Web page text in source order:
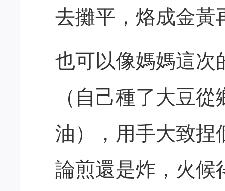
去攤平，烙成金黃
也可以像媽媽這次
（自己種了大豆
油），用手大致捏
論煎還是炸，火候